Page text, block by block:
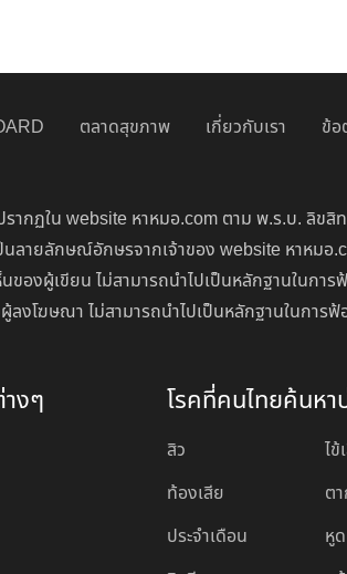
ตลาดสุขภาพ เกี่ยวกับเรา ข้อ
ากฏใน website หาหมอ.com ตาม พ.ร.บ. ลิข
ายลักษณ์อักษรจากเจ้าของ website หาหมอ
องผู้เขียน ไม่สามารถนำไปเป็นหลักฐานในกา
งโฆษณา ไม่สามารถนำไปเป็นหลักฐานในกา
งๆ โรคที่คนไทยค้นหา
สิว
ท้องเสีย
ประจำเดือน
ไ
ต
หูด